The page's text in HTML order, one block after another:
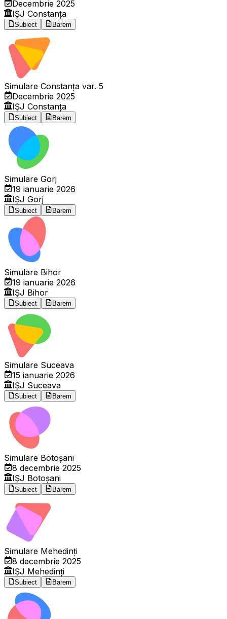
Decembrie 2025
IȘJ Constanța
Subiect Barem
Simulare Constanța var. 5
Decembrie 2025
IȘJ Constanța
Subiect Barem
Simulare Gorj
19 ianuarie 2026
IȘJ Gorj
Subiect Barem
Simulare Bihor
19 ianuarie 2026
IȘJ Bihor
Subiect Barem
Simulare Suceava
15 ianuarie 2026
IȘJ Suceava
Subiect Barem
Simulare Botoșani
8 decembrie 2025
IȘJ Botoșani
Subiect Barem
Simulare Mehedinți
8 decembrie 2025
IȘJ Mehedinți
Subiect Barem